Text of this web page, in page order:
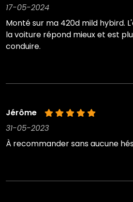
17-05-2024
Monté sur ma 420d mild hybird.
la voiture répond mieux et est
conduire.
Jérôme
31-05-2023
À recommander sans aucune